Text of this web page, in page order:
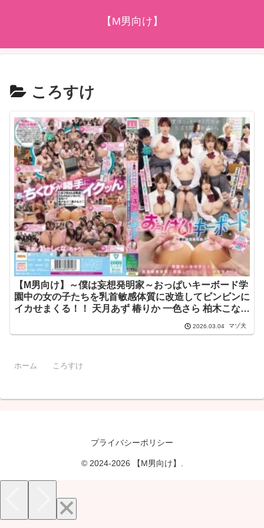
【M男向け】
ころすけ
【M男向け】～僕は妄想発明家～おっぱいキーボード学
園中の女の子たちを乳首敏感体質に改造してビンビンに
イカせまくる！！ 天月あず 椿りか 一色さら 柏木こなつ
安堂はるの 伊織ひなの 乃木ちはる 宮ノ木しゅんか 宗像
れな 岸永みりな mird00260
2026.03.04 マゾ犬
ホーム ころすけ
プライバシーポリシー
© 2024-2026 【M男向け】.